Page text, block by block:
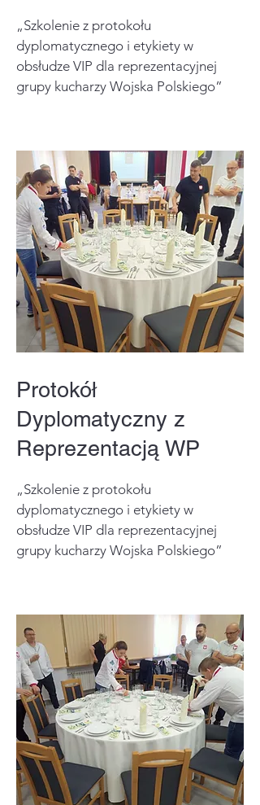
„Szkolenie z protokołu
dyplomatycznego i etykiety w
obsłudze VIP dla reprezentacyjnej
grupy kucharzy Wojska Polskiego”
Protokół
Dyplomatyczny z
Reprezentacją WP
„Szkolenie z protokołu
dyplomatycznego i etykiety w
obsłudze VIP dla reprezentacyjnej
grupy kucharzy Wojska Polskiego”